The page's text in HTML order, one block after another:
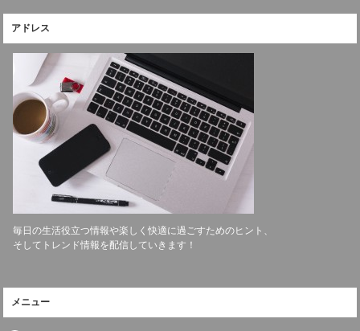
アドレス
毎日の生活役立つ情報や楽しく快適に過ごすためのヒント、
そしてトレンド情報を配信していきます！
メニュー